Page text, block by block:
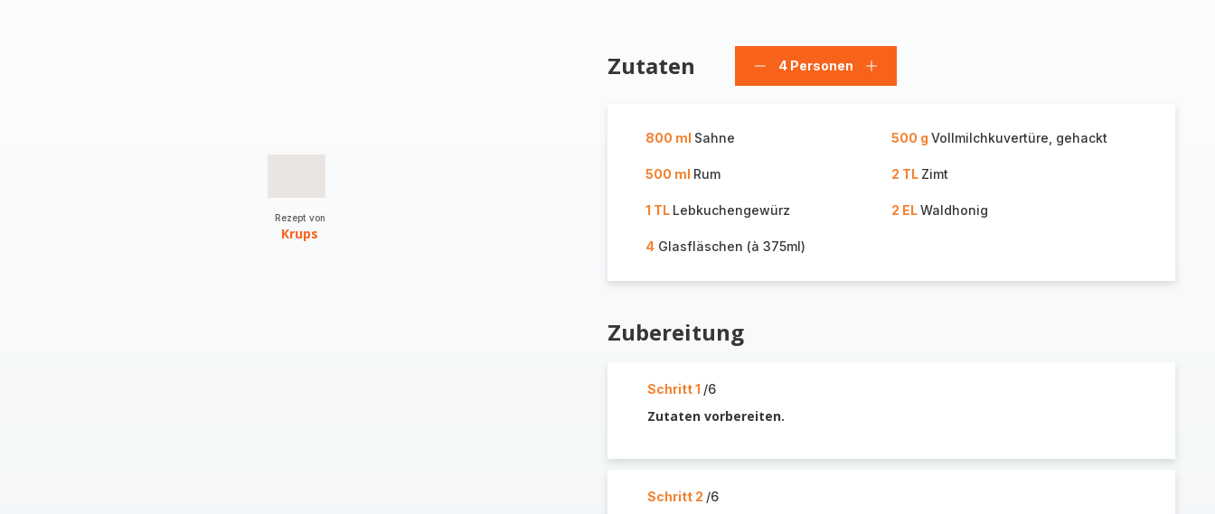
Rezept von
Krups
Zutaten
Personen
4 Personen
Personen
800 ml Sahne 500 g Vollmilchkuvertüre, gehackt
500 ml Rum 2 TL Zimt
1 TL Lebkuchengewürz 2 ELWaldhonig
4Glasfläschen (à 375ml)
Zubereitung
Schritt 1 /6
Zutaten vorbereiten.
Schritt 2 /6